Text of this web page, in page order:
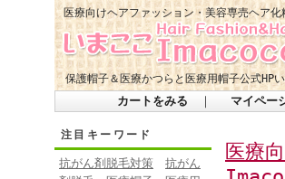
保護帽子＆医療かつらと医療用帽子公式HP
医療向けヘアファッション・美容専売ヘア化
カートをみる ｜ マイペー
注目キーワード
抗がん剤脱毛対策
抗がん
医療